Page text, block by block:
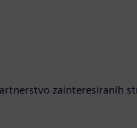
zainteresiranih